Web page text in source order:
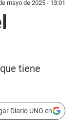
mayo de 2025 - 13:01
tiene
Diario UNO en